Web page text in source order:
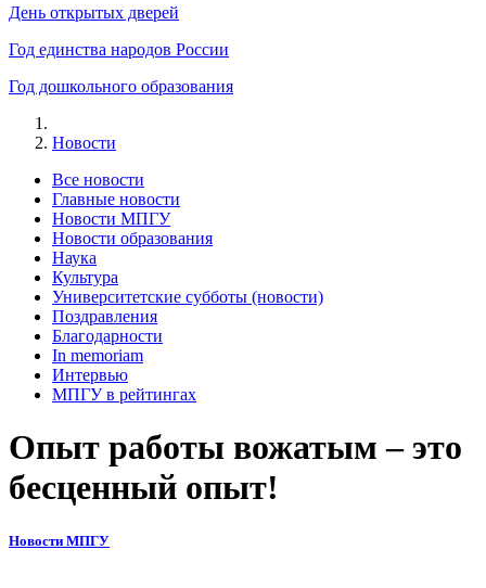
День открытых дверей
Год единства народов России
Год дошкольного образования
Новости
Все новости
Главные новости
Новости МПГУ
Новости образования
Наука
Культура
Университетские субботы (новости)
Поздравления
Благодарности
In memoriam
Интервью
МПГУ в рейтингах
Опыт работы вожатым – это
бесценный опыт!
Новости МПГУ